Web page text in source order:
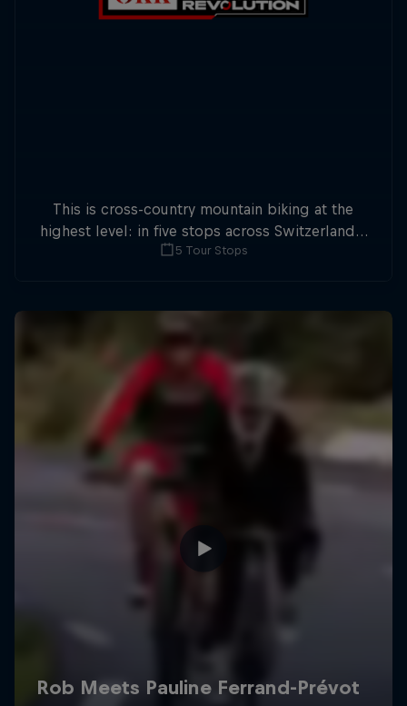
This is cross-country mountain biking at the
highest level: in five stops across Switzerland a
field of international athletes will race for the
5 Tour Stops